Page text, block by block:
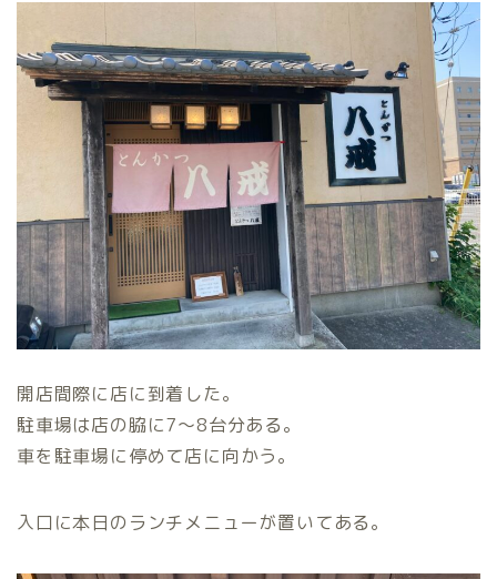
開店間際に店に到着した。
駐車場は店の脇に7〜8台分ある。
車を駐車場に停めて店に向かう。
入口に本日のランチメニューが置いてある。